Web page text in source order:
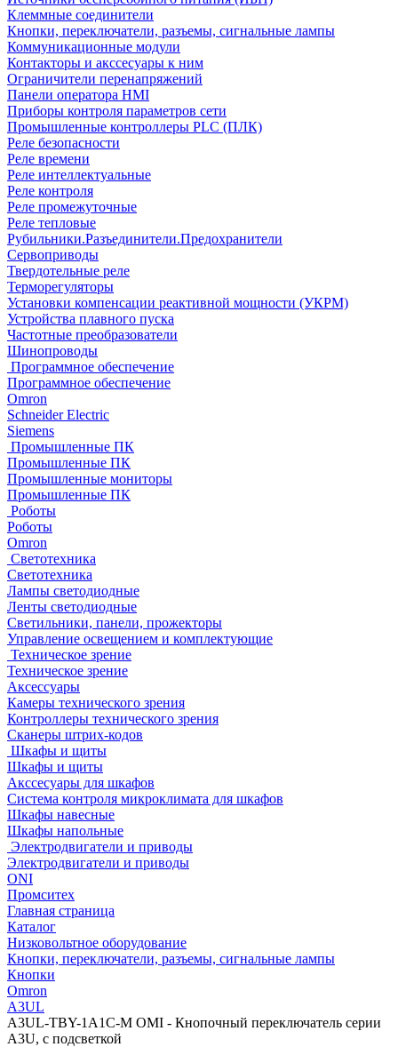
Клеммные соединители
Кнопки, переключатели, разъемы, сигнальные лампы
Коммуникационные модули
Контакторы и акссесуары к ним
Ограничители перенапряжений
Панели оператора HMI
Приборы контроля параметров сети
Промышленные контроллеры PLC (ПЛК)
Реле безопасности
Реле времени
Реле интеллектуальные
Реле контроля
Реле промежуточные
Реле тепловые
Рубильники.Разъединители.Предохранители
Сервоприводы
Твердотельные реле
Терморегуляторы
Установки компенсации реактивной мощности (УКРМ)
Устройства плавного пуска
Частотные преобразователи
Шинопроводы
Программное обеспечение
Программное обеспечение
Omron
Schneider Electric
Siemens
Промышленные ПК
Промышленные ПК
Промышленные мониторы
Промышленные ПК
Роботы
Роботы
Omron
Светотехника
Светотехника
Лампы светодиодные
Ленты светодиодные
Светильники, панели, прожекторы
Управление освещением и комплектующие
Техническое зрение
Техническое зрение
Аксессуары
Камеры технического зрения
Контроллеры технического зрения
Сканеры штрих-кодов
Шкафы и щиты
Шкафы и щиты
Акссесуары для шкафов
Система контроля микроклимата для шкафов
Шкафы навесные
Шкафы напольные
Электродвигатели и приводы
Электродвигатели и приводы
ONI
Промситех
Главная страница
Каталог
Низковольтное оборудование
Кнопки, переключатели, разъемы, сигнальные лампы
Кнопки
Omron
A3UL
A3UL-TBY-1A1C-M OMI - Кнопочный переключатель серии
A3U, с подсветкой